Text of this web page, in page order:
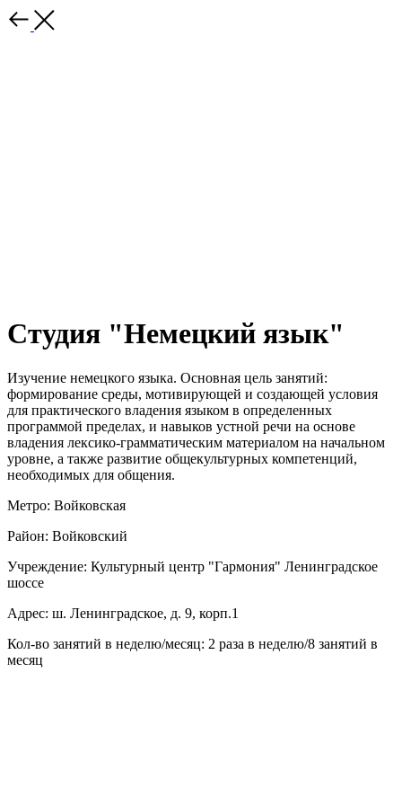
Студия "Немецкий язык"
Изучение немецкого языка. Основная цель занятий:
формирование среды, мотивирующей и создающей условия
для практического владения языком в определенных
программой пределах, и навыков устной речи на основе
владения лексико-грамматическим материалом на начальном
уровне, а также развитие общекультурных компетенций,
необходимых для общения.
Метро: Войковская
Район: Войковский
Учреждение: Культурный центр "Гармония" Ленинградское
шоссе
Адрес: ш. Ленинградское, д. 9, корп.1
Кол-во занятий в неделю/месяц: 2 раза в неделю/8 занятий в
месяц